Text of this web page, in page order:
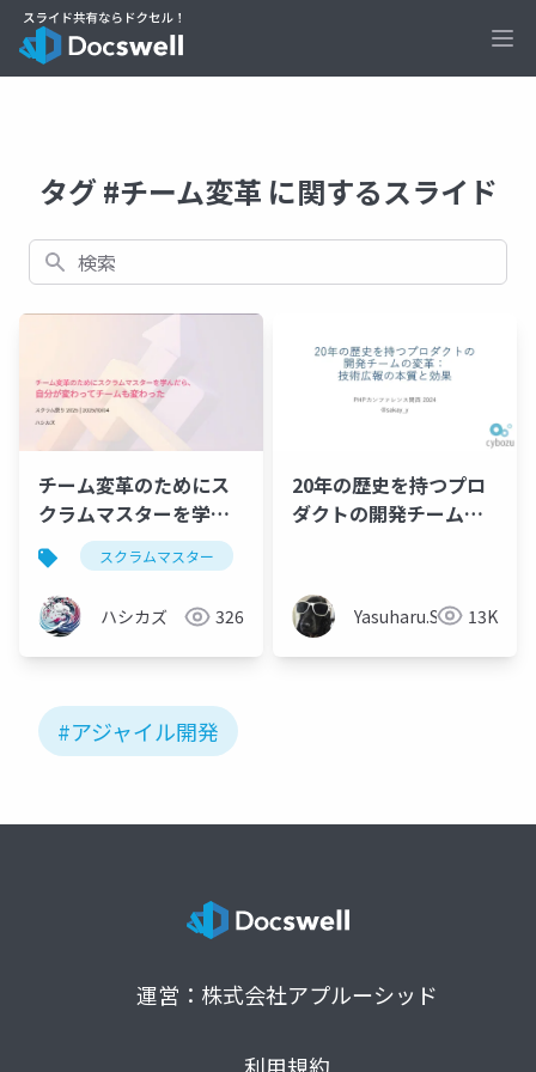
タグ #チーム変革 に関するスライド
検索
チーム変革のためにス
クラムマスターを学ん
だら、自分が変わって
チームも変わった
スクラムマスター
ハシカズ 326
20年の歴史を持つプロ
ダクトの開発チームの
Yasuharu.S 13K
#アジャイル開発
運営：株式会社アプルーシッド